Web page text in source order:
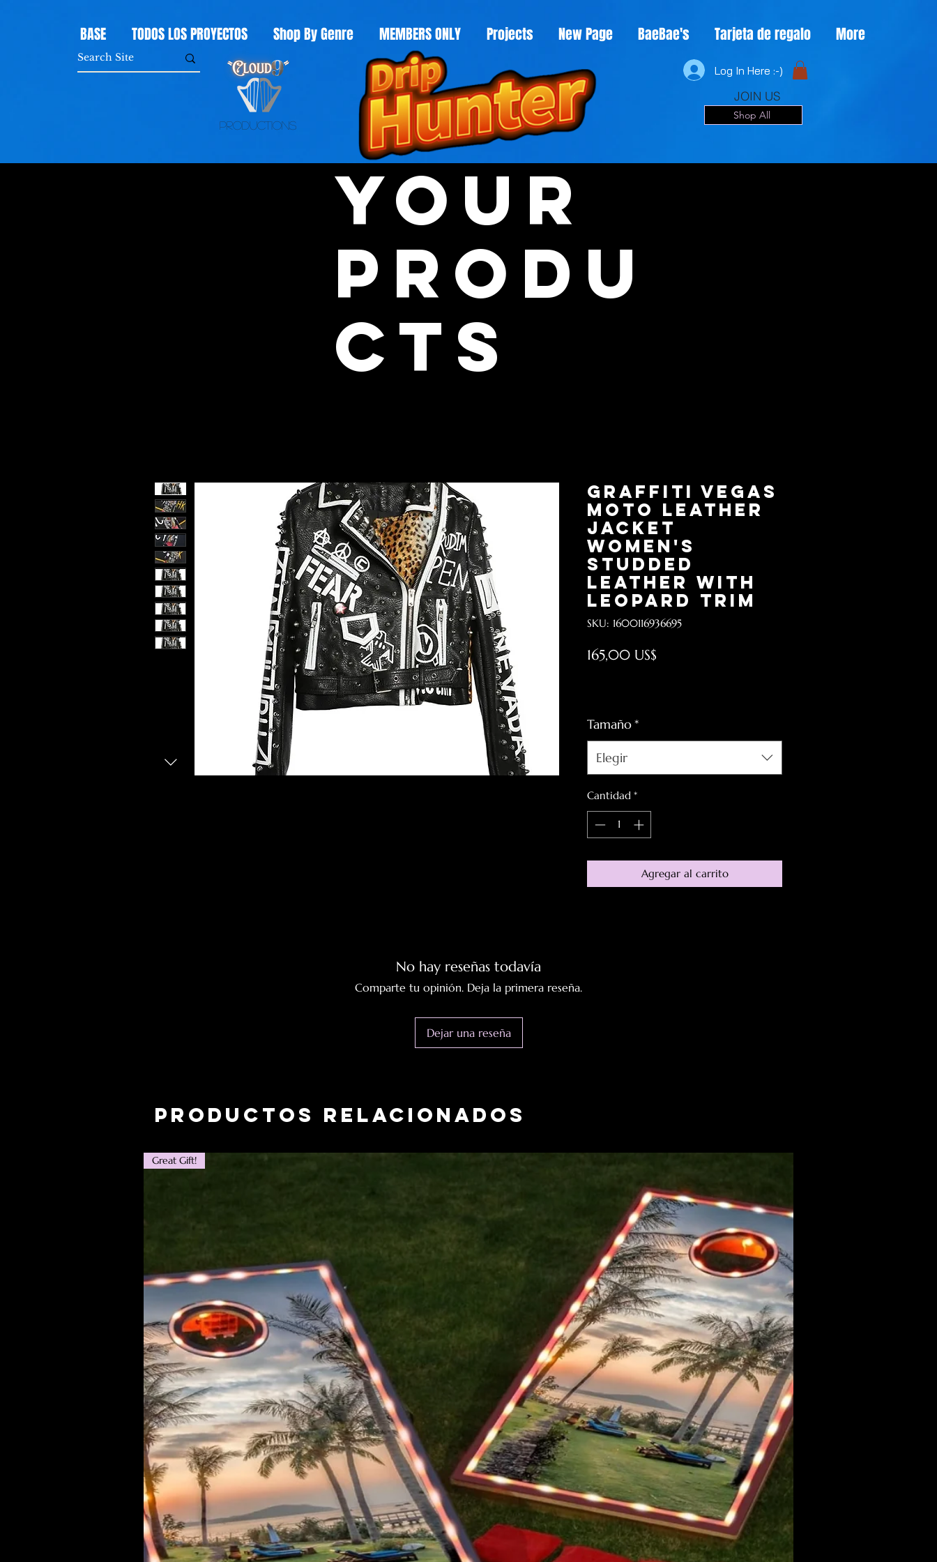
BASE TODOS LOS PROYECTOS Shop By Genre MEMBERS ONLY Projects New Page BaeBae's Tarjeta de regalo More
Log In Here :-)
JOIN US
Productions
Shop All
Graffiti Vegas
Moto Leather
Jacket
Women's
Studded
Leather with
leopard trim
SKU: 1600116936695
165,00 US$
Tamaño*
Elegir
Cantidad *
Agregar al carrito
No hay reseñas todavía
Comparte tu opinión. Deja la primera reseña.
Dejar una reseña
Your
Produ
cts
Productos relacionados
Great Gift!